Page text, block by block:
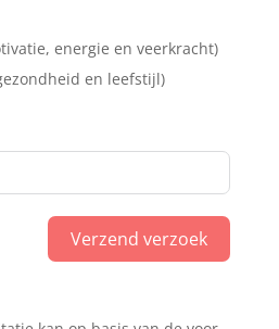
energie en veerkracht)
en leefstijl)
Verzend verzoek